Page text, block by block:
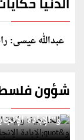
عبدالله عيسى:
شؤون
الخارجية:
و"الإبادة